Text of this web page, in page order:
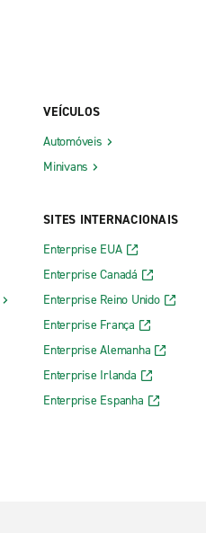
VEÍCULOS
Automóveis
Minivans
SITES INTERNACIONAIS
Enterprise EUA
Enterprise Canadá
Enterprise Reino Unido
Enterprise França
Enterprise Alemanha
Enterprise Irlanda
Enterprise Espanha